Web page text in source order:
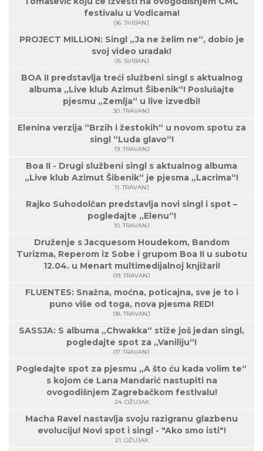
festivalu u Vodicama!
06. SVIBANJ
PROJECT MILLION: Singl „Ja ne želim ne“, dobio je
svoj video uradak!
05. SVIBANJ
BOA II predstavlja treći službeni singl s aktualnog
albuma „Live klub Azimut Šibenik“! Poslušajte
pjesmu „Zemlja“ u live izvedbi!
30. TRAVANJ
Elenina verzija “Brzih i žestokih“ u novom spotu za
singl “Luda glavo“!
19. TRAVANJ
Boa II - Drugi službeni singl s aktualnog albuma
„Live klub Azimut Šibenik“ je pjesma „Lacrima“!
11. TRAVANJ
Rajko Suhodolčan predstavlja novi singl i spot –
pogledajte „Elenu“!
10. TRAVANJ
Druženje s Jacquesom Houdekom, Bandom
Turizma, Reperom iz Sobe i grupom Boa II u subotu
12.04. u Menart multimedijalnoj knjižari!
09. TRAVANJ
FLUENTES: Snažna, moćna, poticajna, sve je to i
puno više od toga, nova pjesma RED!
08. TRAVANJ
SASSJA: S albuma „Chwakka“ stiže još jedan singl,
pogledajte spot za „Vaniliju“!
07. TRAVANJ
Pogledajte spot za pjesmu „A što ću kada volim te“
s kojom će Lana Mandarić nastupiti na
ovogodišnjem Zagrebačkom festivalu!
24. OŽUJAK
Macha Ravel nastavlja svoju razigranu glazbenu
evoluciju! Novi spot i singl - "Ako smo isti"!
21. OŽUJAK